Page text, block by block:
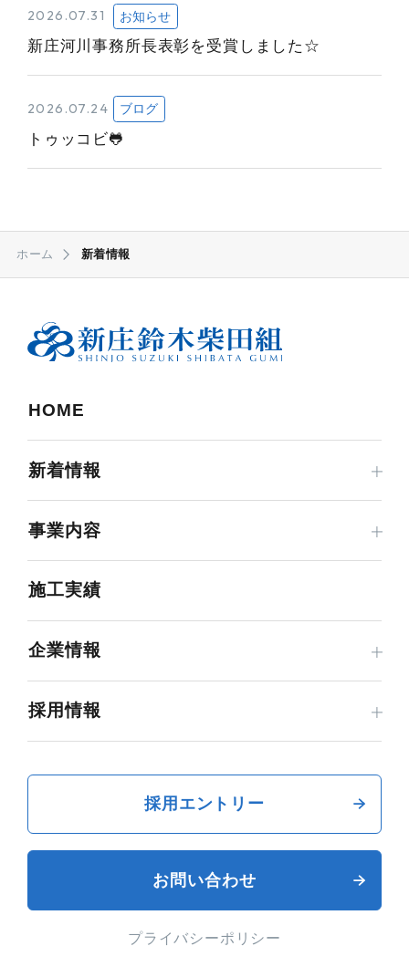
2026.07.31 お知らせ
新庄河川事務所長表彰を受賞しました☆
2026.07.24 ブログ
トゥッコビ🐸
ホーム 新着情報
HOME
新着情報
事業内容
施工実績
企業情報
採用情報
採用エントリー
お問い合わせ
プライバシーポリシー